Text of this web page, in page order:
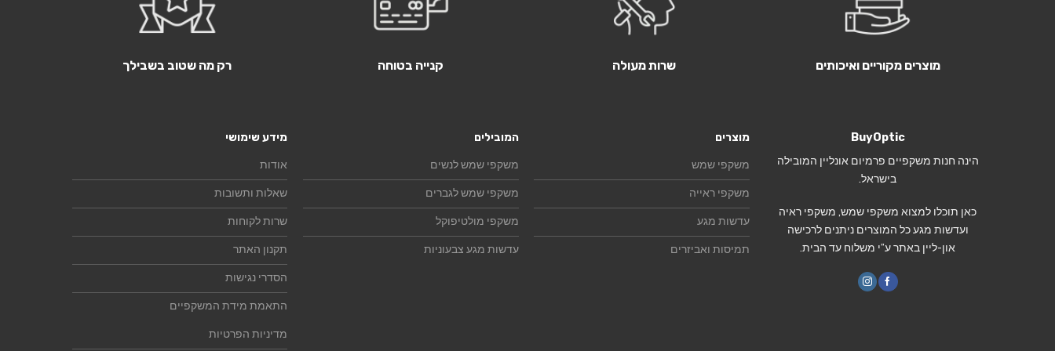
מוצרים מקוריים ואיכותים שרות מעולה קנייה בטוחה רק מה שטוב בשבילך
BuyOptic
הינה חנות משקפיים פרמיום אונליין המובילה
בישראל.
כאן תוכלו למצוא משקפי שמש, משקפי ראיה
ועדשות מגע כל המוצרים ניתנים לרכישה
און-ליין באתר ע”י משלוח עד הבית.
מוצרים
משקפי שמש
משקפי ראייה
עדשות מגע
תמיסות ואביזרים
המובילים
משקפי שמש לנשים
משקפי שמש לגברים
משקפי מולטיפוקל
עדשות מגע צבעוניות
מידע שימושי
אודות
שאלות ותשובות
שרות לקוחות
תקנון האתר
הסדרי נגישות
התאמת מידת המשקפיים
מדיניות הפרטיות